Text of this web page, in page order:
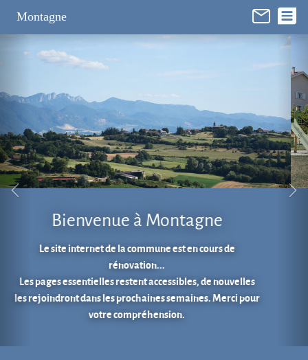
Montagne
Aire de jeux au cœur du village.
En 1 clic...